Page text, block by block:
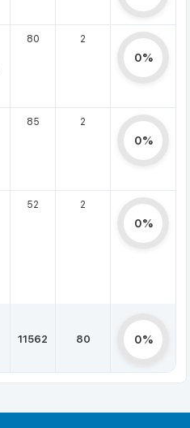
80 2
0%
85 2
0%
52 2
0%
11562 80 0%